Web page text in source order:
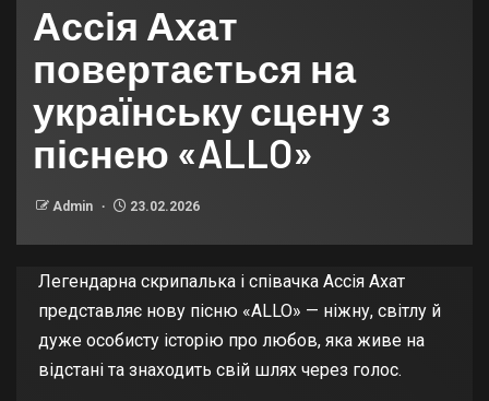
Ассія Ахат
повертається на
українську сцену з
піснею «ALLO»
Admin 23.02.2026
Легендарна скрипалька і співачка Ассія Ахат
представляє нову пісню «ALLO» — ніжну, світлу й
дуже особисту історію про любов, яка живе на
відстані та знаходить свій шлях через голос.